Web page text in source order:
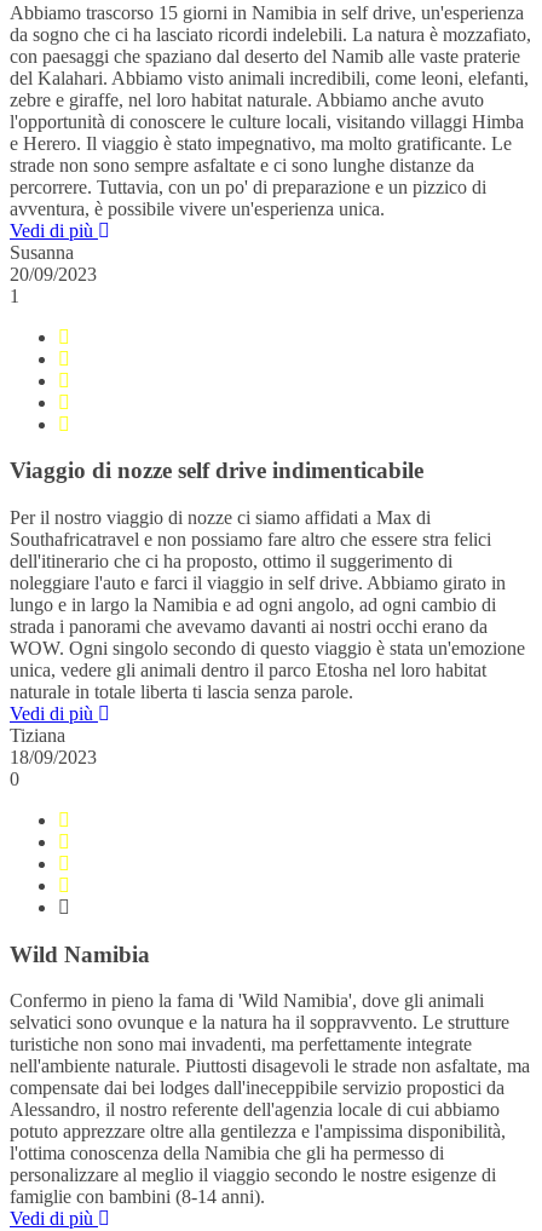
Abbiamo trascorso 15 giorni in Namibia in self drive, un'esperienza
da sogno che ci ha lasciato ricordi indelebili. La natura è mozzafiato,
con paesaggi che spaziano dal deserto del Namib alle vaste praterie
del Kalahari. Abbiamo visto animali incredibili, come leoni, elefanti,
zebre e giraffe, nel loro habitat naturale. Abbiamo anche avuto
l'opportunità di conoscere le culture locali, visitando villaggi Himba
e Herero. Il viaggio è stato impegnativo, ma molto gratificante. Le
strade non sono sempre asfaltate e ci sono lunghe distanze da
percorrere. Tuttavia, con un po' di preparazione e un pizzico di
avventura, è possibile vivere un'esperienza unica.
Vedi di più
Susanna
20/09/2023
1
Viaggio di nozze self drive indimenticabile
Per il nostro viaggio di nozze ci siamo affidati a Max di
Southafricatravel e non possiamo fare altro che essere stra felici
dell'itinerario che ci ha proposto, ottimo il suggerimento di
noleggiare l'auto e farci il viaggio in self drive. Abbiamo girato in
lungo e in largo la Namibia e ad ogni angolo, ad ogni cambio di
strada i panorami che avevamo davanti ai nostri occhi erano da
WOW. Ogni singolo secondo di questo viaggio è stata un'emozione
unica, vedere gli animali dentro il parco Etosha nel loro habitat
naturale in totale liberta ti lascia senza parole.
Vedi di più
Tiziana
18/09/2023
0
Wild Namibia
Confermo in pieno la fama di 'Wild Namibia', dove gli animali
selvatici sono ovunque e la natura ha il soppravvento. Le strutture
turistiche non sono mai invadenti, ma perfettamente integrate
nell'ambiente naturale. Piuttosti disagevoli le strade non asfaltate, ma
compensate dai bei lodges dall'ineceppibile servizio propostici da
Alessandro, il nostro referente dell'agenzia locale di cui abbiamo
potuto apprezzare oltre alla gentilezza e l'ampissima disponibilità,
l'ottima conoscenza della Namibia che gli ha permesso di
personalizzare al meglio il viaggio secondo le nostre esigenze di
famiglie con bambini (8-14 anni).
Vedi di più